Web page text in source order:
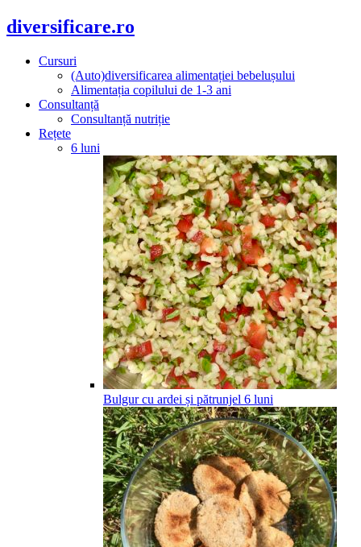
diversificare.ro
Cursuri
(Auto)diversificarea alimentației bebelușului
Alimentația copilului de 1-3 ani
Consultanță
Consultanță nutriție
Rețete
6 luni
Bulgur cu ardei și pătrunjel 6 luni